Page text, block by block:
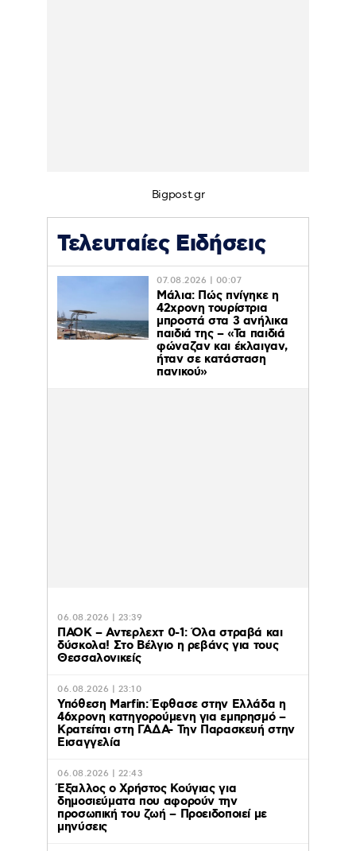
Bigpost.gr
Τελευταίες Ειδήσεις
07.08.2026 | 00:07
Μάλια: Πώς πνίγηκε η
42χρονη τουρίστρια
μπροστά στα 3 ανήλικα
παιδιά της – «Τα παιδιά
φώναζαν και έκλαιγαν,
ήταν σε κατάσταση
πανικού»
06.08.2026 | 23:39
ΠΑΟΚ – Αντερλεχτ 0-1: Όλα στραβά και
δύσκολα! Στο Βέλγιο η ρεβάνς για τους
Θεσσαλονικείς
06.08.2026 | 23:10
Υπόθεση Marfin: Έφθασε στην Ελλάδα η
46χρονη κατηγορούμενη για εμπρησμό –
Κρατείται στη ΓΑΔΑ- Την Παρασκευή στην
Εισαγγελία
06.08.2026 | 22:43
Έξαλλος ο Χρήστος Κούγιας για
δημοσιεύματα που αφορούν την
προσωπική του ζωή – Προειδοποιεί με
μηνύσεις